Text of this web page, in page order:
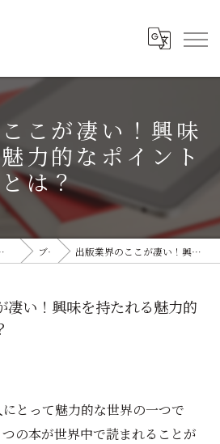
こが凄い！興味
力的なポイント
とは？
ーポレーション ブログ 出版業界のここが凄い！興味を持たれる魅力的なポイントとは？
凄い！興味を持たれる魅力的
とって魅力的な世界の一つで
の本が世界中で読まれることが